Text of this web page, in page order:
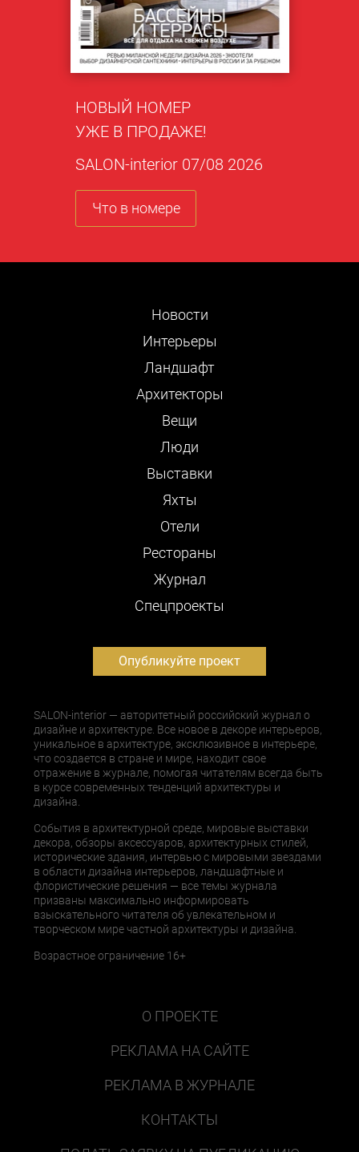
НОВЫЙ НОМЕР
УЖЕ В ПРОДАЖЕ!
SALON-interior 07/08 2026
Что в номере
Новости
Интерьеры
Ландшафт
Архитекторы
Вещи
Люди
Выставки
Яхты
Отели
Рестораны
Журнал
Cпецпроекты
Опубликуйте проект
SALON-interior — авторитетный российский журнал о
дизайне и архитектуре. Все новое в декоре интерьеров,
уникальное в архитектуре, эксклюзивное в интерьере,
что создается в стране и мире, находит свое
отражение в журнале, помогая читателям всегда быть
в курсе современных тенденций архитектуры и
дизайна.
События в архитектурной среде, мировые выставки
декора, обзоры аксессуаров, архитектурных стилей,
исторические здания, интервью с мировыми звездами
в области дизайна интерьеров, ландшафтные и
флористические решения — все темы журнала
призваны максимально информировать
взыскательного читателя об увлекательном и
творческом мире частной архитектуры и дизайна.
Возрастное ограничение 16+
О ПРОЕКТЕ
РЕКЛАМА НА САЙТЕ
РЕКЛАМА В ЖУРНАЛЕ
КОНТАКТЫ